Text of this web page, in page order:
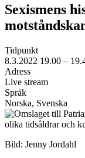
Sexis­mens
Tidpunkt
8.3.2022 19.00 –
Adress
Live stream
Språk
Norska, Svenska
Bild: Jenny Jordahl